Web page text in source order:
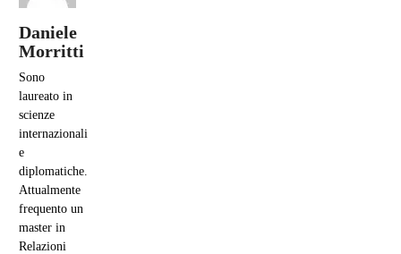
Daniele
Morritti
Sono
laureato in
scienze
internazionali
e
diplomatiche.
Attualmente
frequento un
master in
Relazioni